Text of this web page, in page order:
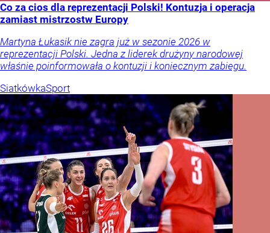
Co za cios dla reprezentacji Polski! Kontuzja i operacja
zamiast mistrzostw Europy
Martyna Łukasik nie zagra już w sezonie 2026 w
reprezentacji Polski. Jedna z liderek drużyny narodowej
właśnie poinformowała o kontuzji i koniecznym zabiegu.
SiatkówkaSport